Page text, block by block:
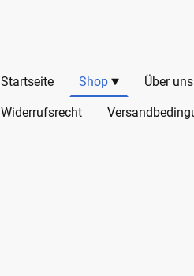
Startseite Shop Über uns
Widerrufsrecht